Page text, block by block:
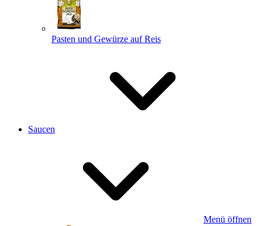
Pasten und Gewürze auf Reis
Saucen
Menü öffnen